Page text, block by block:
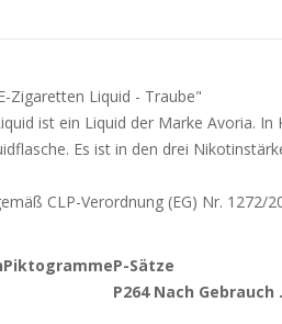
Zigaretten Liquid - Traube"
ist ein Liquid der Marke Avoria.
Es ist in den drei
CLP-Verordnung (EG) Nr. 1272/
PiktogrammeP-Sätze
P264 Nach